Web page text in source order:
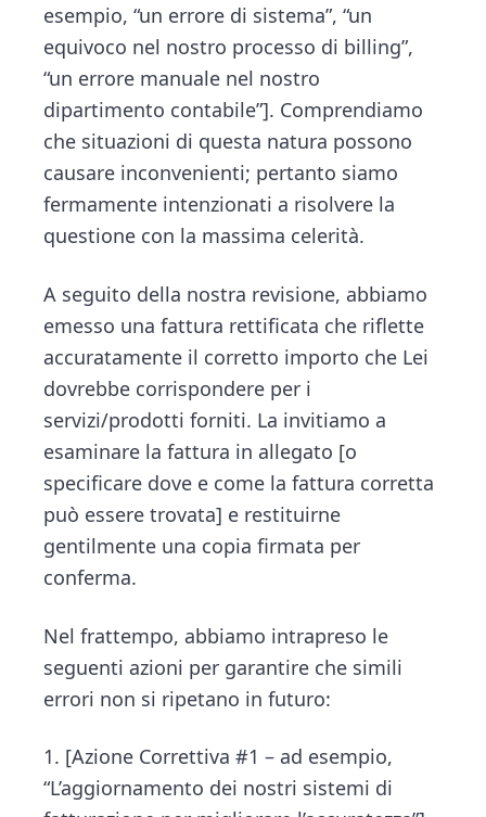
esempio, “un errore di sistema”, “un
equivoco nel nostro processo di billing”,
“un errore manuale nel nostro
dipartimento contabile”]. Comprendiamo
che situazioni di questa natura possono
causare inconvenienti; pertanto siamo
fermamente intenzionati a risolvere la
questione con la massima celerità.
A seguito della nostra revisione, abbiamo
emesso una fattura rettificata che riflette
accuratamente il corretto importo che Lei
dovrebbe corrispondere per i
servizi/prodotti forniti. La invitiamo a
esaminare la fattura in allegato [o
specificare dove e come la fattura corretta
può essere trovata] e restituirne
gentilmente una copia firmata per
conferma.
Nel frattempo, abbiamo intrapreso le
seguenti azioni per garantire che simili
errori non si ripetano in futuro:
1. [Azione Correttiva #1 – ad esempio,
“L’aggiornamento dei nostri sistemi di